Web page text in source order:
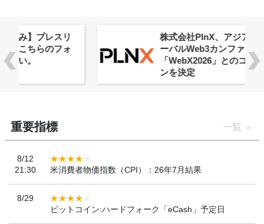
株式会社PlnX、アジア最大級のグロ
ーバルWeb3カンファレンス
「WebX2026」とのコラボレーショ
重要指標 一覧
8/12
21:30
米消費者物価指数（CPI）：26年7月結果
8/29
ビットコイン:ハードフォーク「eCash」予定日